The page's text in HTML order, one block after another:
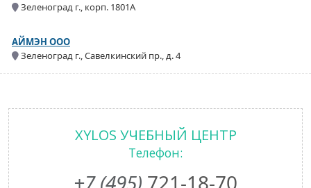
Зеленоград г., корп. 1801А
АЙМЭН ООО
Зеленоград г., Савелкинский пр., д. 4
XYLOS УЧЕБНЫЙ ЦЕНТР
Телефон:
+7 (495) 721-18-70